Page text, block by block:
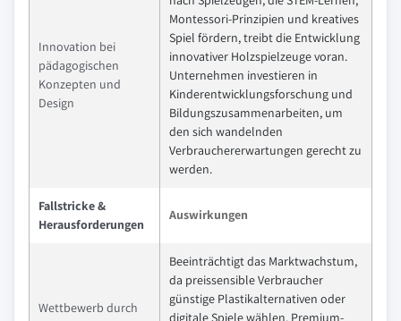
Innovation bei
pädagogischen
Konzepten und
Design
Montessori-Prinzipien und kreatives
Spiel fördern, treibt die Entwicklung
innovativer Holzspielzeuge voran.
Unternehmen investieren in
Kinderentwicklungsforschung und
Bildungszusammenarbeiten, um
den sich wandelnden
Verbrauchererwartungen gerecht zu
werden.
Fallstricke &
Herausforderungen
Auswirkungen
Wettbewerb durch
Beeinträchtigt das Marktwachstum,
da preissensible Verbraucher
günstige Plastikalternativen oder
digitale Spiele wählen. Premium-